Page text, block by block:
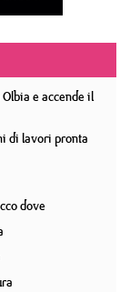
e accende il
di lavori pronta
dove